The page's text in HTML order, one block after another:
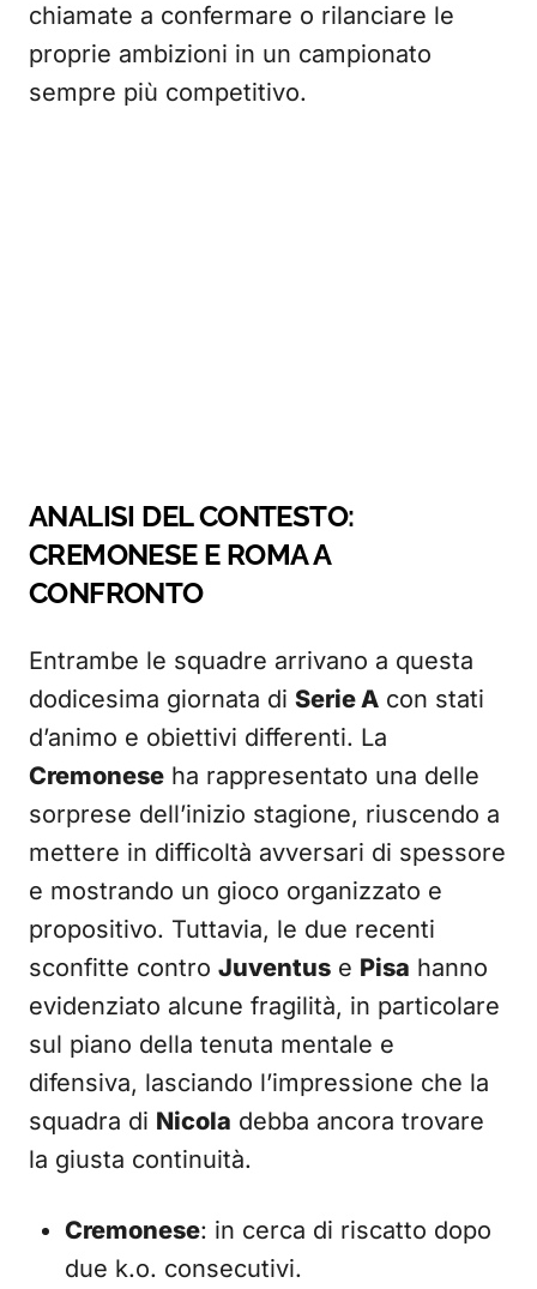
chiamate a confermare o rilanciare le
proprie ambizioni in un campionato
sempre più competitivo.
ANALISI DEL CONTESTO:
CREMONESE E ROMA A
CONFRONTO
Entrambe le squadre arrivano a questa
dodicesima giornata di Serie A con stati
d’animo e obiettivi differenti. La
Cremonese ha rappresentato una delle
sorprese dell’inizio stagione, riuscendo a
mettere in difficoltà avversari di spessore
e mostrando un gioco organizzato e
propositivo. Tuttavia, le due recenti
sconfitte contro Juventus e Pisa hanno
evidenziato alcune fragilità, in particolare
sul piano della tenuta mentale e
difensiva, lasciando l’impressione che la
squadra di Nicola debba ancora trovare
la giusta continuità.
Cremonese: in cerca di riscatto dopo
due k.o. consecutivi.